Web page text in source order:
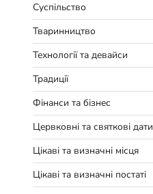
Суспільство
Тваринництво
Технології та девайси
Традиції
Фінанси та бізнес
Цервковні та святкові дати
Цікаві та визначні місця
Цікаві та визначні постаті